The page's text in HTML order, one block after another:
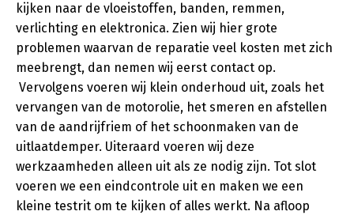
kijken naar de vloeistoffen, banden, remmen,
verlichting en elektronica. Zien wij hier grote
problemen waarvan de reparatie veel kosten met zich
meebrengt, dan nemen wij eerst contact op.
Vervolgens voeren wij klein onderhoud uit, zoals het
vervangen van de motorolie, het smeren en afstellen
van de aandrijfriem of het schoonmaken van de
uitlaatdemper. Uiteraard voeren wij deze
werkzaamheden alleen uit als ze nodig zijn. Tot slot
voeren we een eindcontrole uit en maken we een
kleine testrit om te kijken of alles werkt. Na afloop